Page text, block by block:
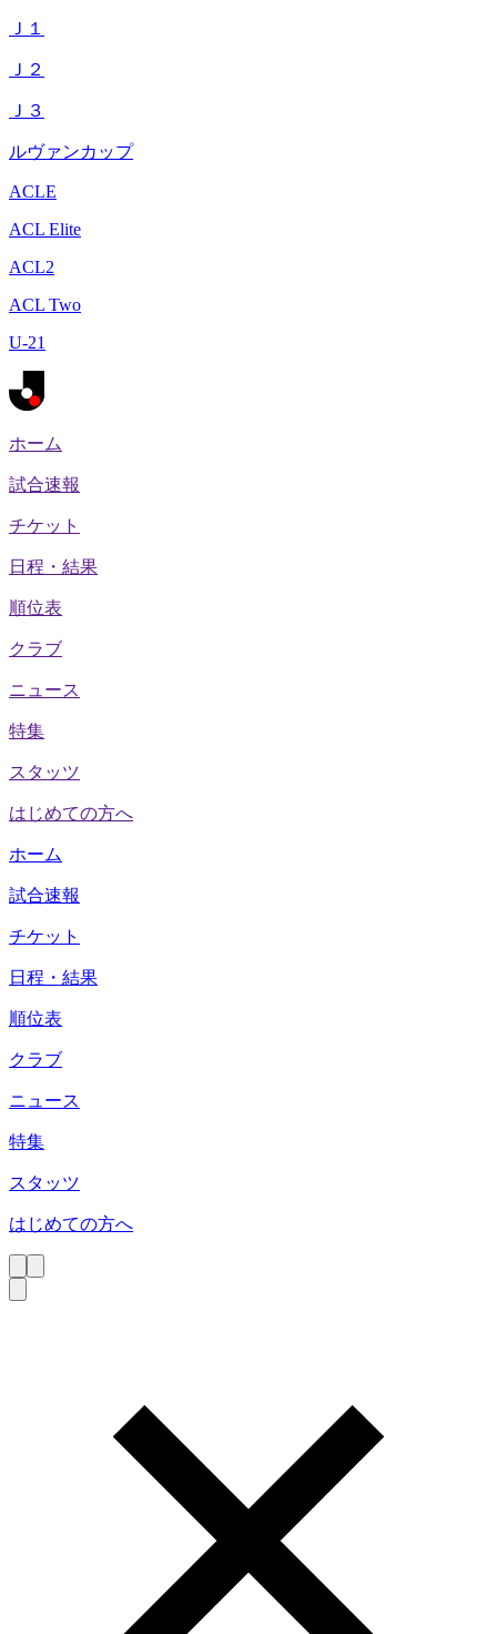
Ｊ１
Ｊ２
Ｊ３
ルヴァンカップ
ACLE
ACL Elite
ACL2
ACL Two
U-21
ホーム
試合速報
チケット
日程・結果
順位表
クラブ
ニュース
特集
スタッツ
はじめての方へ
ホーム
試合速報
チケット
日程・結果
順位表
クラブ
ニュース
特集
スタッツ
はじめての方へ